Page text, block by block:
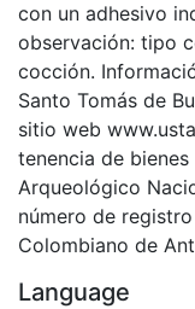
con un adhesivo
observación: tipo
cocción.
Santo Tomás de
sitio web
tenencia de
Arqueológico
número de
Colombiano de
Language